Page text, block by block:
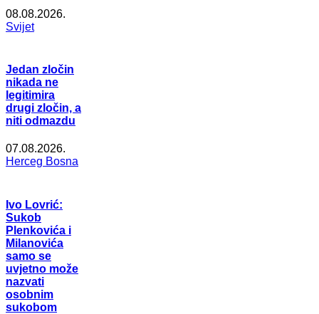
08.08.2026.
Svijet
Jedan zločin
nikada ne
legitimira
drugi zločin, a
niti odmazdu
07.08.2026.
Herceg Bosna
Ivo Lovrić:
Sukob
Plenkovića i
Milanovića
samo se
uvjetno može
nazvati
osobnim
sukobom